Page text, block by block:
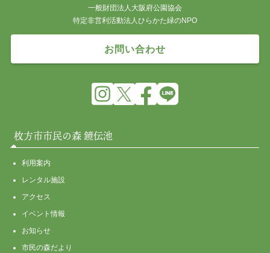
一般財団法人大阪府公園協会
特定非営利活動法人ひらかた緑のNPO
お問い合わせ
枚方市市民の森 鏡伝池
利用案内
レンタル施設
アクセス
イベント情報
お知らせ
市民の森だより